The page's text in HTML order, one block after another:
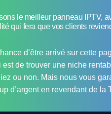
le meilleur panneau IPTV,
qui fera que vos clients
d’être arrivé sur cette
est de trouver une niche
ou non. Mais nous vous
d’argent en revendant de la